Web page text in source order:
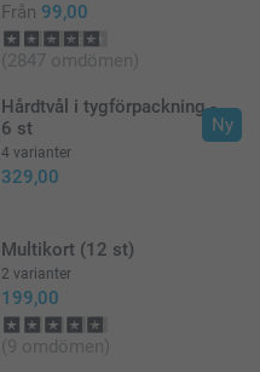
Från 99,00
(2847 omdömen)
Ny
Hårdtvål i tygförpackning -
6 st
4 varianter
329,00
Multikort (12 st)
2 varianter
199,00
(9 omdömen)